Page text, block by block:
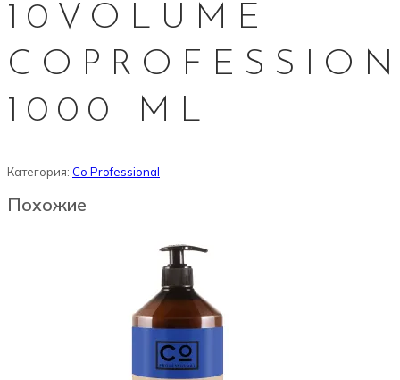
10VOLUME
1000 ML
Категория: Co Professional
Похожие